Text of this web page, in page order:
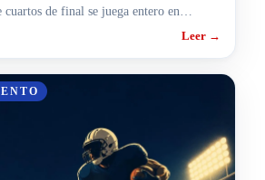
cuartos de final se juega entero en
ronda por ronda.
Leer →